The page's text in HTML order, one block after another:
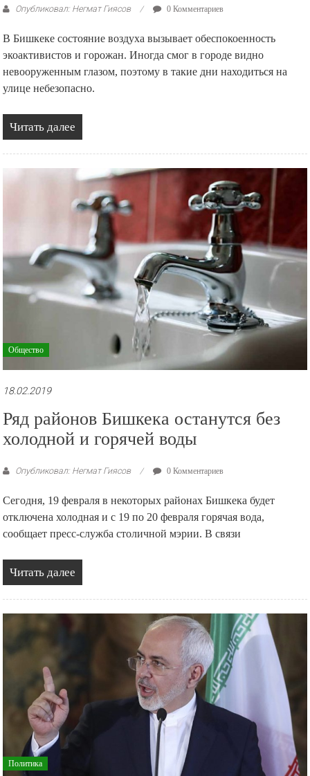
Опубликовал: Негмат Гиясов 0 Комментариев
В Бишкеке состояние воздуха вызывает обеспокоенность
экоактивистов и горожан. Иногда смог в городе видно
невооруженным глазом, поэтому в такие дни находиться на
улице небезопасно.
Читать далее
Общество
18.02.2019
Ряд районов Бишкека останутся без
холодной и горячей воды
Опубликовал: Негмат Гиясов 0 Комментариев
Сегодня, 19 февраля в некоторых районах Бишкека будет
отключена холодная и с 19 по 20 февраля горячая вода,
сообщает пресс-служба столичной мэрии. В связи
Читать далее
Политика